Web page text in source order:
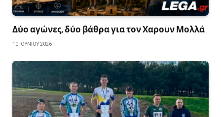
Δύο αγώνες, δύο βάθρα για τον Χαρουν Μολλά
10 ΙΟΥΝΊΟΥ 2026